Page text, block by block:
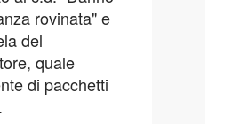
rovinata" e
del
quale
di pacchetti